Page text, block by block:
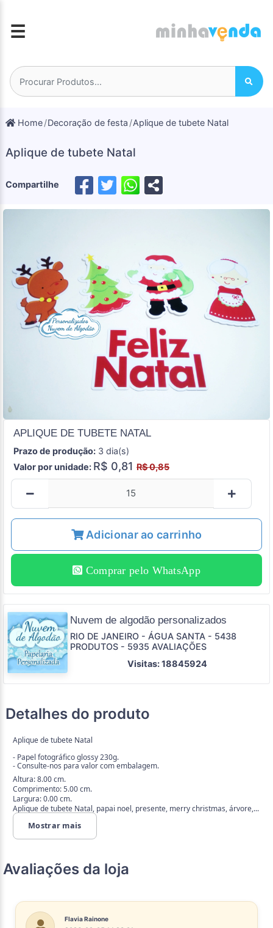
☰
Home Decoração de festa Aplique de tubete Natal
Aplique de tubete Natal
Compartilhe
APLIQUE DE TUBETE NATAL
Prazo de produção: 3 dia(s)
Valor por unidade: R$ 0,81 R$ 0,85
Adicionar ao carrinho
Comprar pelo WhatsApp
Nuvem de algodão personalizados
RIO DE JANEIRO - ÁGUA SANTA - 5438
PRODUTOS - 5935 AVALIAÇÕES
Visitas: 18845924
Detalhes do produto
Aplique de tubete Natal
- Papel fotográfico glossy 230g.
- Consulte-nos para valor com embalagem.
Altura: 8.00 cm.
Comprimento: 5.00 cm.
Largura: 0.00 cm.
Aplique de tubete Natal, papai noel, presente, merry christmas, árvore,...
Mostrar mais
Avaliações da loja
Flavia Rainone